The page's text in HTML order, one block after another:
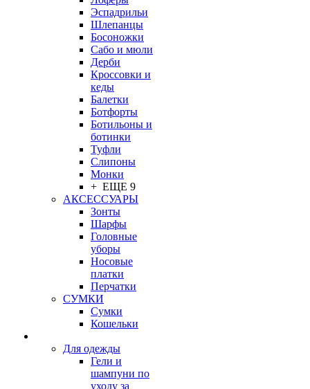
Эспадрильи
Шлепанцы
Босоножки
Сабо и мюли
Дерби
Кроссовки и
кеды
Балетки
Ботфорты
Ботильоны и
ботинки
Туфли
Слипоны
Монки
+ ЕЩЕ 9
АКСЕССУАРЫ
Зонты
Шарфы
Головные
уборы
Носовые
платки
Перчатки
СУМКИ
Сумки
Кошельки
Для одежды
Гели и
шампуни по
уходу за